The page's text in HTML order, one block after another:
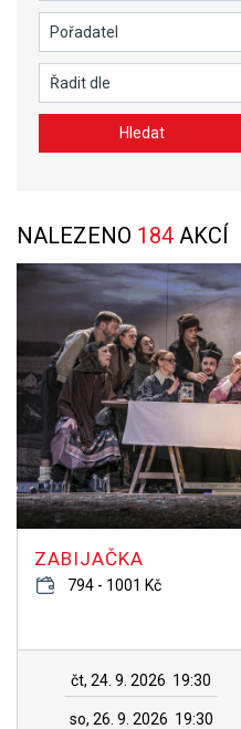
Hledat
NALEZENO 184 AKCÍ
ZABIJAČKA
794 - 1001 Kč
čt, 24. 9. 2026 19:30
so, 26. 9. 2026 19:30